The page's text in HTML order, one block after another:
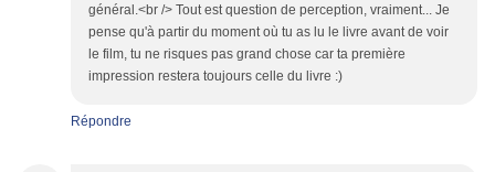
général.<br /> Tout est question de perception, vraiment... Je
pense qu'à partir du moment où tu as lu le livre avant de voir
le film, tu ne risques pas grand chose car ta première
impression restera toujours celle du livre :)
Répondre